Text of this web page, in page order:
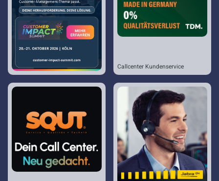
Callcenter Kundenservice